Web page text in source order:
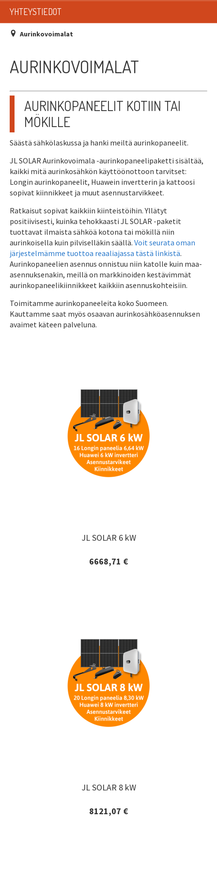
LISTAT
SADEVESIJÄRJESTELMÄT
KATTOLUUKUT JA KATTOLÄPIVIENNIT
TARVIKKEET
TARJOUSTUOTTEET
PYYDÄ TARJOUS ASENNUKSESTA
YHTEYSTIEDOT
Aurinkovoimalat
AURINKOVOIMALAT
AURINKOPANEELIT KOTIIN TAI
MÖKILLE
Säästä sähkölaskussa ja hanki meiltä aurinkopaneelit.
JL SOLAR Aurinkovoimala -aurinkopaneelipaketti sisältää,
kaikki mitä aurinkosähkön käyttöönottoon tarvitset:
Longin aurinkopaneelit, Huawein invertterin ja kattoosi
sopivat kiinnikkeet ja muut asennustarvikkeet.
Ratkaisut sopivat kaikkiin kiinteistöihin. Yllätyt
positiivisesti, kuinka tehokkaasti JL SOLAR -paketit
tuottavat ilmaista sähköä kotona tai mökillä niin
aurinkoisella kuin pilviselläkin säällä. Voit seurata oman
järjestelmämme tuottoa reaaliajassa tästä linkistä.
Aurinkopaneelien asennus onnistuu niin katolle kuin maa-
asennuksenakin, meillä on markkinoiden kestävimmät
aurinkopaneelikiinnikkeet kaikkiin asennuskohteisiin.
Toimitamme aurinkopaneeleita koko Suomeen.
Kauttamme saat myös osaavan aurinkosähköasennuksen
avaimet käteen palveluna.
JL SOLAR 6 kW
6668,71 €
JL SOLAR 6 kW
Lisätiedot ja tilaaminen
JL SOLAR 8 kW
8121,07 €
JL SOLAR 8 kW
Lisätiedot ja tilaaminen